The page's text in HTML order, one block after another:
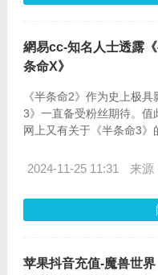
網易cc-知名人士透露
条命X》
《半条命2》作为史上极
3》一直备受粉丝期待。值
网上又有关于《半条命3》
2024-11-25 11:31 来源
苹果抖音充值-魔兽世